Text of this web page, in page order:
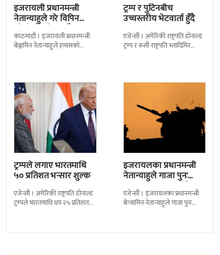
इजरायली प्रधानमन्त्री
नेतान्याहुले गरे विपिन
जोशीको परिवारसँग
भेटघाट
काठमाडौं । इजरायली प्रधानमन्त्री
बेञ्जामिन नेतान्याहुले हमासको
ट्रम्प र पुटिनबीच
उच्चस्तरीय भेटवार्ता हुँदै
एजेन्सी । अमेरिकी राष्ट्रपति डोनाल्ड
ट्रम्प र रूसी राष्ट्रपति भ्लादिमिर
ट्रम्पले लगाए भारतमाथि
५० प्रतिशत भन्सार शुल्क
एजेन्सी । अमेरिकी राष्ट्रपति डोनाल्ड
ट्रम्पले भारतमाथि थप २५ प्रतिशत
इजरायलका प्रधानमन्त्री
नेतान्याहुले गाजा पुनः
कब्जाको प्रस्ताव राखे
एजेन्सी । इजरायलका प्रधानमन्त्री
बेन्जामिन नेतान्याहुले गाजा पुनः
लगायत धेरै